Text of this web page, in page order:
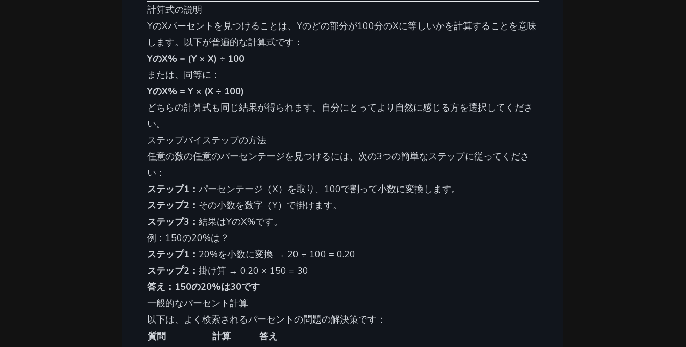
計算式の説明
YのXパーセントを見つけることは、Yのどの部分が100分のXに等しいかを計算することを意味
します。以下が普遍的な計算式です：
YのX% = (Y × X) ÷ 100
または、同等に：
YのX% = Y × (X ÷ 100)
どちらの計算式も同じ結果が得られます。自分にとってより自然に感じる方を選択してくださ
い。
ステップバイステップの方法
任意の数の任意のパーセンテージを見つけるには、次の3つの簡単なステップに従ってくださ
い：
ステップ1： パーセンテージ（X）を取り、100で割って小数に変換します。
ステップ2： その小数を数字（Y）で掛けます。
ステップ3： 結果はYのX%です。
例：150の20%は？
ステップ1： 20%を小数に変換 → 20 ÷ 100 = 0.20
ステップ2： 掛け算 → 0.20 × 150 = 30
答え：150の20%は30です
一般的なパーセント計算
以下は、よく検索されるパーセントの問題の解決策です：
質問
計算
答え